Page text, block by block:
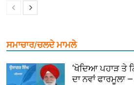
ਸਮਾਚਾਰ/ਚਲਦੇ ਮਾਮਲੇ
‘ਖੋਦਿਆ ਪਹਾੜ ਤੇ
ਦਾ ਨਵਾਂ ਫਾਰਮੂਲਾ